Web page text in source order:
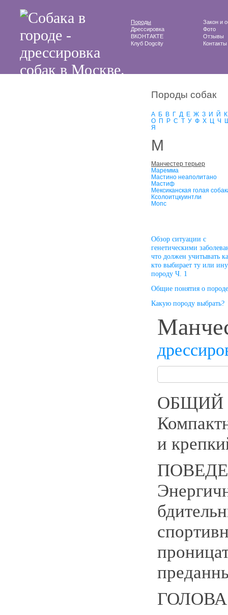
Породы
Закон и
Дрессировка
Фото
ВКОНТАКТЕ
Отзывы
Клуб Dogcity
Контакты
Породы собак
А Б В Г Д Е Ж З И Й
К
О П Р С Т У Ф Х Ц Ч
Я
М
Манчестер терьер
Маремма
Мастино неаполитано
Мастиф
Мексиканская голая
Ксолоитцкуинтли
Мопс
Oбзор cитуации с
генетическими
что должен учитывать
кто выбирает ту или
породу Ч. 1
Общие понятия о породе
Какую породу выбрать?
ОБЩИЙ
и
ГОЛОВА